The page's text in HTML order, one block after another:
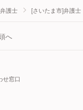
護士 [さいたま市]弁護士
へ
せ窓口